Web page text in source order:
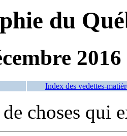
du
2016
Index des vedettes-
choses qui